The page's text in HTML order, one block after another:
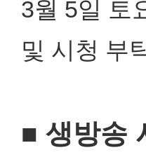
3월 5일 토
및 시청 부
■ 생방송